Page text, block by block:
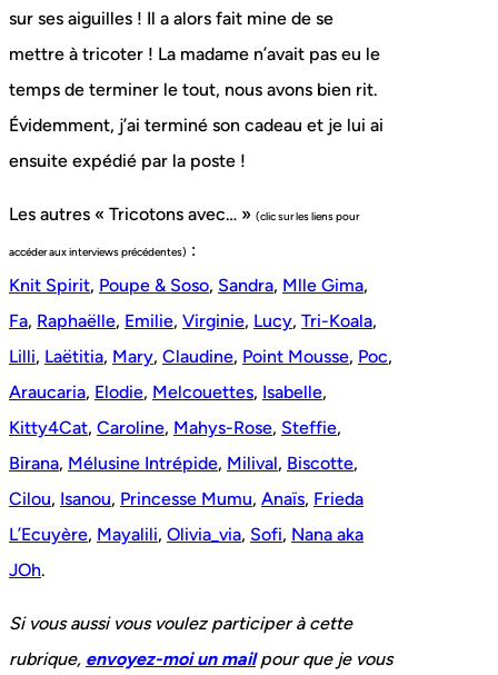
sur ses aiguilles ! Il a alors fait mine de se
mettre à tricoter ! La madame n’avait pas eu le
temps de terminer le tout, nous avons bien rit.
Évidemment, j’ai terminé son cadeau et je lui ai
ensuite expédié par la poste !
Les autres « Tricotons avec… » (clic sur les liens pour
accéder aux interviews précédentes) :
Knit Spirit, Poupe & Soso, Sandra, Mlle Gima,
Fa, Raphaëlle, Emilie, Virginie, Lucy, Tri-Koala,
Lilli, Laëtitia, Mary, Claudine, Point Mousse, Poc,
Araucaria, Elodie, Melcouettes, Isabelle,
Kitty4Cat, Caroline, Mahys-Rose, Steffie,
Birana, Mélusine Intrépide, Milival, Biscotte,
Cilou, Isanou, Princesse Mumu, Anaïs, Frieda
L’Ecuyère, Mayalili, Olivia_via, Sofi, Nana aka
JOh.
Si vous aussi vous voulez participer à cette
rubrique, envoyez-moi un mailpour que je vous